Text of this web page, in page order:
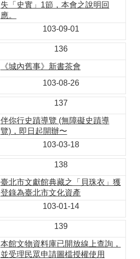
失「史實」1節，本會之說明回
應。
103-09-01
136
《城內舊事》新書茶會
103-08-26
137
伴你行史蹟導覽 (無障礙史蹟導
覽)，即日起開辦〜
103-03-18
138
臺北市文獻館典藏之「貝珠衣」獲
登錄為臺北市文化資產
103-01-14
139
本館文物資料庫已開放線上查詢，
並受理民眾申請圖檔授權使用